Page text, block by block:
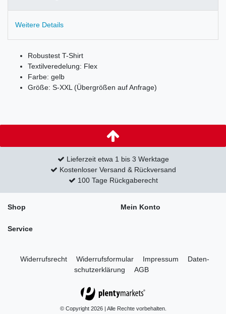
Weitere Details
Robustest T-Shirt
Textilveredelung: Flex
Farbe: gelb
Größe: S-XXL (Übergrößen auf Anfrage)
Lieferzeit etwa 1 bis 3 Werktage
Kostenloser Versand & Rückversand
100 Tage Rückgaberecht
Shop Mein Konto
Service
Widerrufs­recht Widerrufs­formular Impressum
Daten­
schutz­erklärung
AGB
© Copyright 2026 | Alle Rechte vorbehalten.